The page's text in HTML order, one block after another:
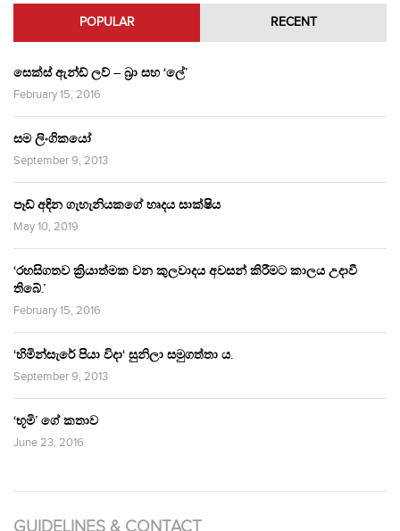
POPULAR RECENT
සෙක්ස් ඇන්ඩ් ලව් – බ්‍රා සහ ‘ලේ’
February 15, 2016
සම ලිංගිකයෝ
September 9, 2013
පෑඩ් අඳින ගැහැනියකගේ හෘදය සාක්ෂිය
May 10, 2019
‘රහසිගතව ක්‍රියාත්මක වන කුලවාදය අවසන් කිරීමට කාලය උදාවී
තිබේ.’
February 15, 2016
‘හිමින්සැරේ පියා විදා‘ සුනිලා සමුගත්තා ය.
September 9, 2013
‘භූමි’ ගේ කතාව
June 23, 2016
GUIDELINES & CONTACT